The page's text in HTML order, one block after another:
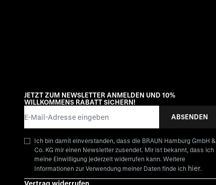
JETZT ZUM NEWSLETTER ANMELDEN UND 10%
WILLKOMMENS RABATT SICHERN!
ABSENDEN
Ich bin damit einverstanden, dass die BRAUN Hamburg GmbH &
Co. KG mir einen Newsletter zusendet. Mir ist bekannt, dass ich
meine Einwilligung jederzeit widerrufen kann. Weitere
Informationen zur Verwendung meiner Daten finde ich hier
Vertrag widerrufen